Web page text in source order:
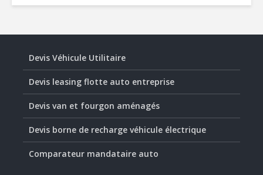
Devis Véhicule Utilitaire
Devis leasing flotte auto entreprise
Devis van et fourgon aménagés
Devis borne de recharge véhicule électrique
Comparateur mandataire auto